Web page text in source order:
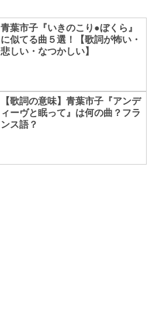
青葉市子『いきのこり●ぼくら』
に似てる曲５選！【歌詞が怖い・
悲しい・なつかしい】
【歌詞の意味】青葉市子『アンデ
ィーヴと眠って』は何の曲？フラ
ンス語？